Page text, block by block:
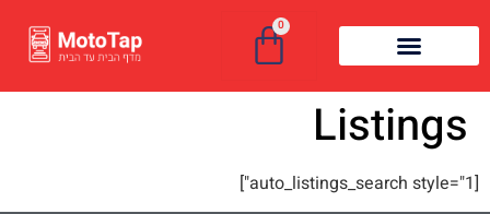
0
Listings
[auto_listings_search style="1"]